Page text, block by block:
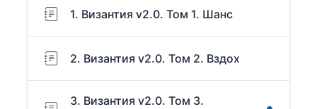
1. Византия v2.0. Том 1. Шанс
2. Византия v2.0. Том 2. Вздох
3. Византия v2.0. Том 3.